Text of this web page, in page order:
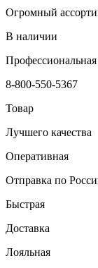
Огромный
В наличии
8-800-550-5367
Товар
Лучшего качества
Оперативная
Отправка по
Быстрая
Доставка
Лояльная